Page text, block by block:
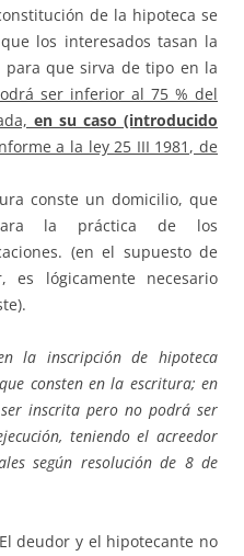
de la hipoteca se
los interesados tasan la
que sirva de tipo en la
ser inferior al 75 % del
en su caso (introducido
a la ley 25 III 1981, de
conste un domicilio, que
la práctica de los
(en el supuesto de
es lógicamente necesario
la inscripción de hipoteca
consten en la escritura; en
inscrita pero no podrá ser
teniendo el acreedor
según resolución de 8 de
deudor y el hipotecante no